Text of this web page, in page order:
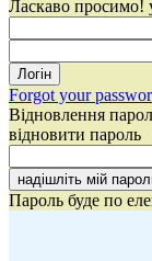
Ласкаво просимо!
Forgot your
Відновлення
відновити пароль
Пароль буде по